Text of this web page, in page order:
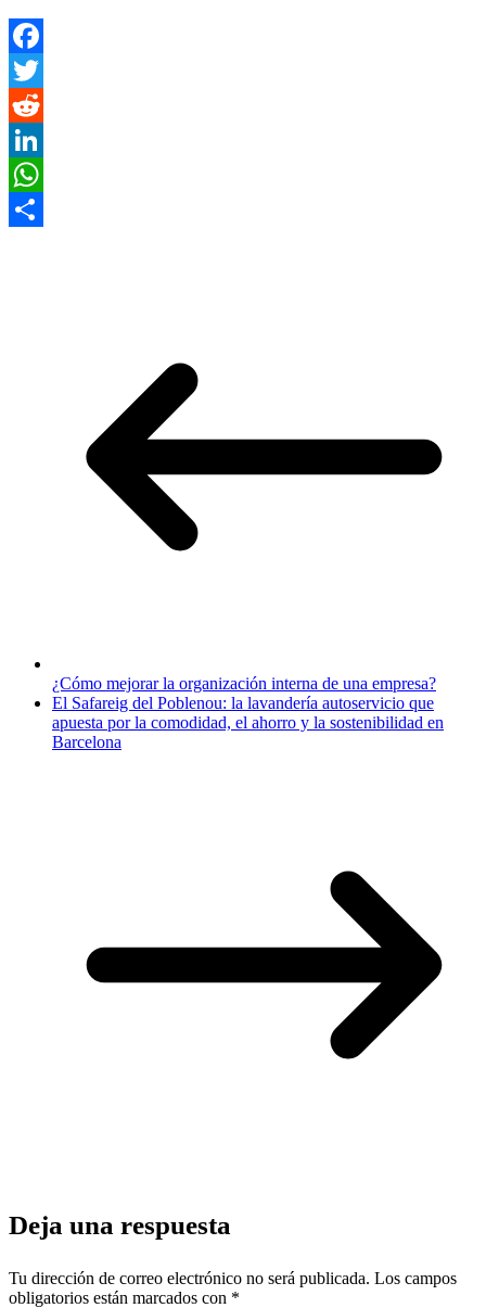
Facebook
Twitter
Reddit
LinkedIn
WhatsApp
¿Cómo mejorar la organización interna de una empresa?
El Safareig del Poblenou: la lavandería autoservicio que
apuesta por la comodidad, el ahorro y la sostenibilidad en
Barcelona
Deja una respuesta
Tu dirección de correo electrónico no será publicada. Los campos
obligatorios están marcados con *